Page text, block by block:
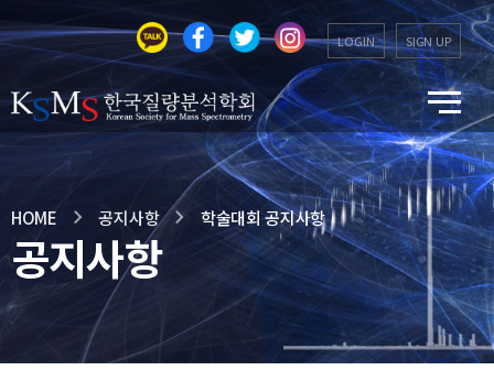
LOGIN SIGN UP
HOME 공지사항 학술대회 공지사항
공지사항